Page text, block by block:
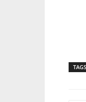
TAGS